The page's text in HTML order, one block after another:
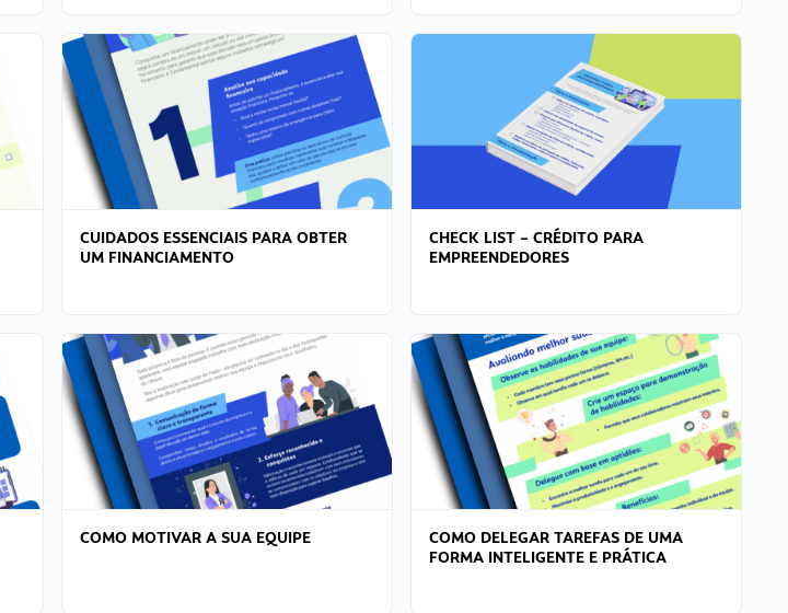
CUIDADOS ESSENCIAIS PARA OBTER
UM FINANCIAMENTO
CHECK LIST – CRÉDITO PARA
EMPREENDEDORES
COMO MOTIVAR A SUA EQUIPE
COMO DELEGAR TAREFAS DE UMA
FORMA INTELIGENTE E PRÁTICA